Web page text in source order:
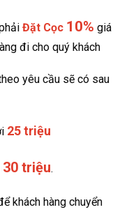
Đặt Cọc 10% giá
đi cho quý khách
yêu cầu sẽ có sau
25 triệu
30 triệu.
khách hàng chuyển